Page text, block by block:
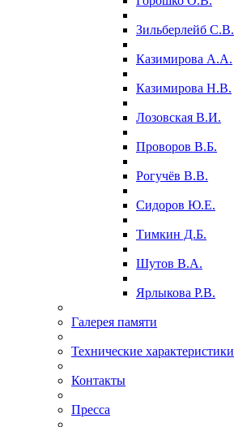
Зильберлейб С.В.
Казимирова А.А.
Казимирова Н.В.
Лозовская В.И.
Проворов В.Б.
Рогучёв В.В.
Сидоров Ю.Е.
Тимкин Д.Б.
Шутов В.А.
Ярлыкова Р.В.
Галерея памяти
Технические характеристики
Контакты
Пресса